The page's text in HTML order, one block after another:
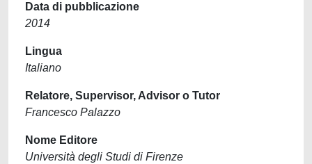
Data di pubblicazione
2014
Lingua
Italiano
Relatore, Supervisor, Advisor o Tutor
Francesco Palazzo
Nome Editore
Università degli Studi di Firenze